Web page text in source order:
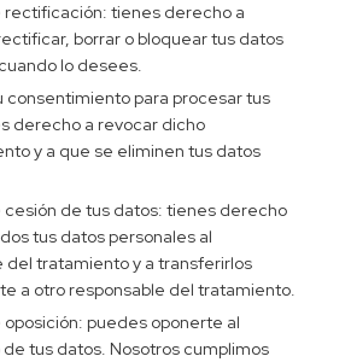
rectificación: tienes derecho a
borrar o bloquear tus datos
lo desees.
consentimiento para procesar tus
derecho a revocar dicho
y a que se eliminen tus datos
cesión de tus datos: tienes derecho
tus datos personales al
del tratamiento y a transferirlos
a otro responsable del tratamiento.
puedes oponerte al
tus datos. Nosotros cumplimos